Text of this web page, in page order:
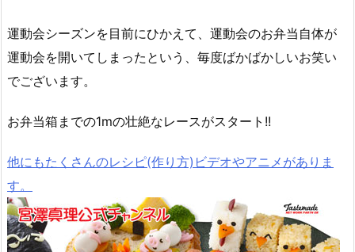
運動会シーズンを目前にひかえて、運動会のお弁当自体が
運動会を開いてしまったという、毎度ばかばかしいお笑い
でございます。
お弁当箱までの1mの壮絶なレースがスタート!!
他にもたくさんのレシピ(作り方)ビデオやアニメがありま
す。